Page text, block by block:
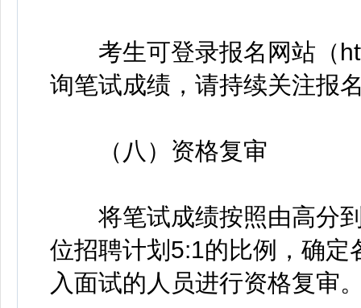
考生可登录报名网站（
询笔试成绩，请持续关注报
（八）资格复审
将笔试成绩按照由高分到
位招聘计划5:1的比例，确
入面试的人员进行资格复审